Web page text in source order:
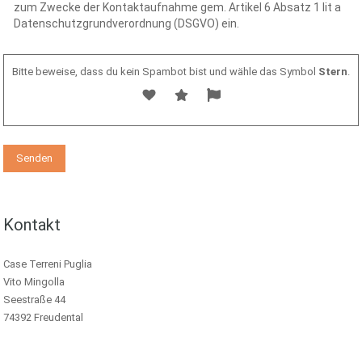
zum Zwecke der Kontaktaufnahme gem. Artikel 6 Absatz 1 lit a
Datenschutzgrundverordnung (DSGVO) ein.
Bitte beweise, dass du kein Spambot bist und wähle das Symbol Stern.
Kontakt
Case Terreni Puglia
Vito Mingolla
Seestraße 44
74392 Freudental